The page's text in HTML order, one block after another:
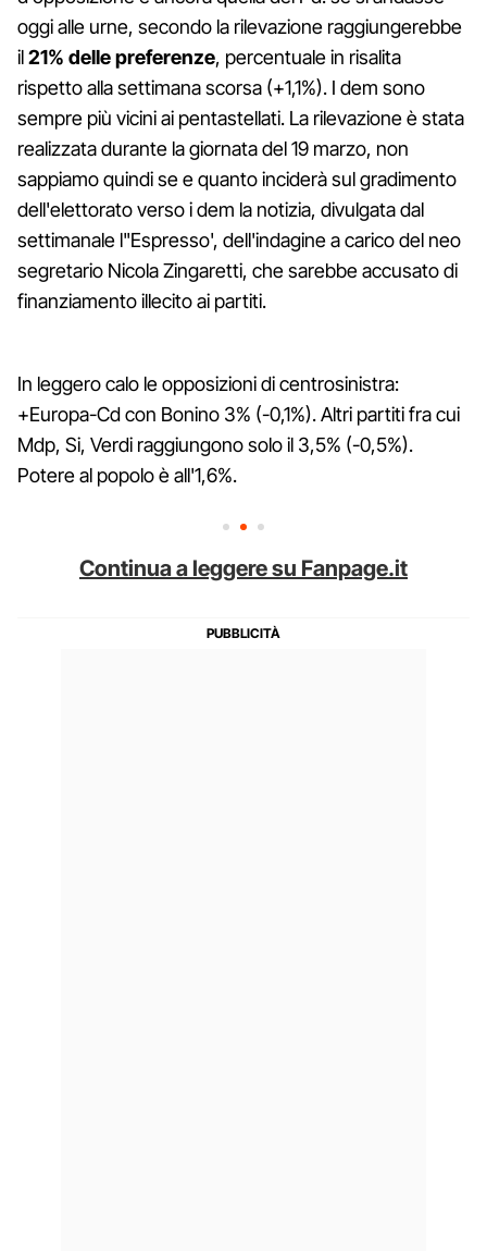
oggi alle urne, secondo la rilevazione raggiungerebbe
il21% delle preferenze, percentuale in risalita
rispetto alla settimana scorsa (+1,1%). I dem sono
sempre più vicini ai pentastellati. La rilevazione è stata
realizzata durante la giornata del 19 marzo, non
sappiamo quindi se e quanto inciderà sul gradimento
dell'elettorato verso i dem la notizia, divulgata dal
settimanale l"Espresso', dell'indagine a carico del neo
segretario Nicola Zingaretti, che sarebbe accusato di
finanziamento illecito ai partiti.
In leggero calo le opposizioni di centrosinistra:
+Europa-Cd con Bonino 3% (-0,1%). Altri partiti fra cui
Mdp, Si, Verdi raggiungono solo il 3,5% (-0,5%).
Potere al popolo è all'1,6%.
Continua a leggere su Fanpage.it